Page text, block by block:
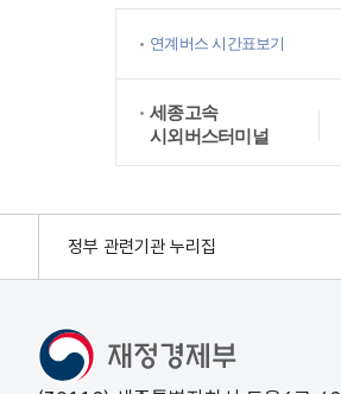
연계버스 시간표보기
세종고속
시외버스터미널
정부 관련기관 누리집